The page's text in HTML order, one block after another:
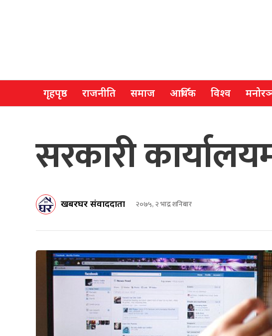
गृहपृष्ठ राजनीति समाज आर्थिक विश्व
सरकारी
खबरघर संवाददाता २०७५, २ भाद्र शनिबार